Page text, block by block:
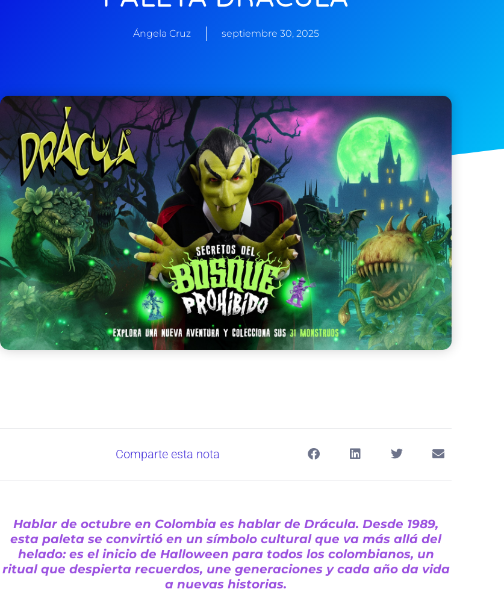
Ángela Cruz septiembre 30, 2025
Comparte esta nota
Hablar de octubre en Colombia es hablar de Drácula. Desde 1989,
esta paleta se convirtió en un símbolo cultural que va más allá del
helado: es el inicio de Halloween para todos los colombianos, un
ritual que despierta recuerdos, une generaciones y cada año da vida
a nuevas historias.